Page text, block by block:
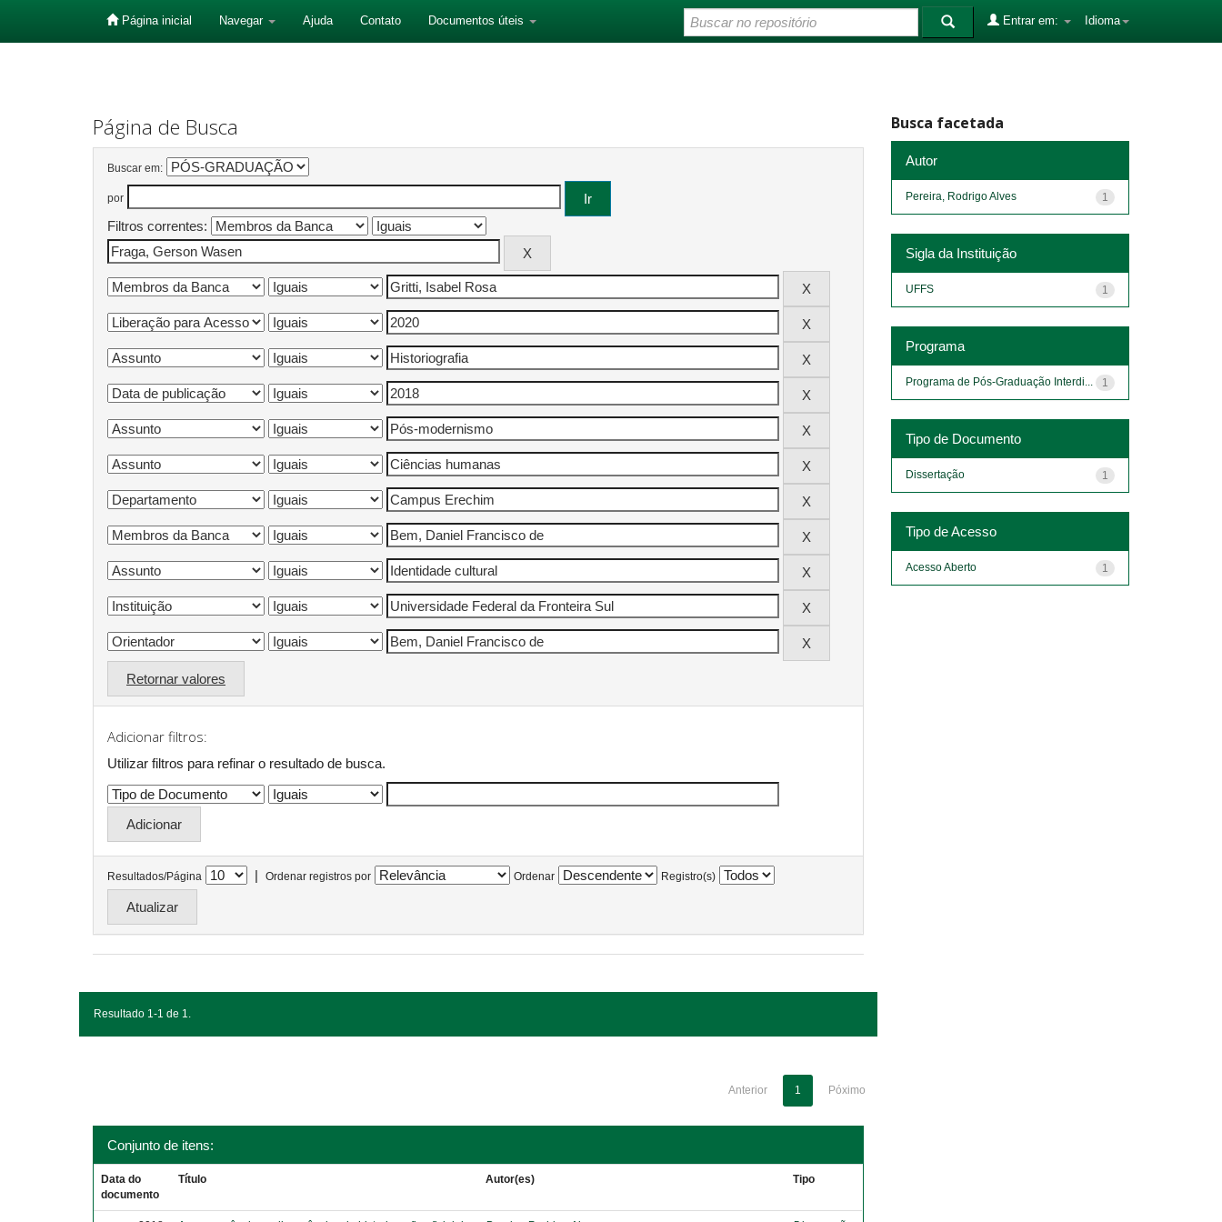
Página inicial Navegar Ajuda Contato Documentos úteis Idioma
Entrar em:
Página de Busca
Buscar em:
por
Filtros correntes:
Retornar valores
Adicionar filtros:
Utilizar filtros para refinar o resultado de busca.
Resultados/Página | Ordenar registros por Ordenar Registro(s)
Resultado 1-1 de 1.
Anterior 1 Póximo
Conjunto de itens:
Data do
documento
Título Autor(es) Tipo
Busca facetada
Autor
1
Pereira, Rodrigo Alves
Sigla da Instituição
1
UFFS
Programa
1
Programa de Pós-Graduação Interdi...
Tipo de Documento
1
Dissertação
Tipo de Acesso
1
Acesso Aberto